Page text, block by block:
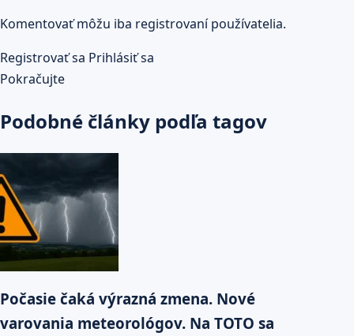
Komentovať môžu iba registrovaní používatelia.
Registrovať sa Prihlásiť sa
Pokračujte
Podobné články podľa tagov
Počasie čaká výrazná zmena. Nové
varovania meteorológov. Na TOTO sa